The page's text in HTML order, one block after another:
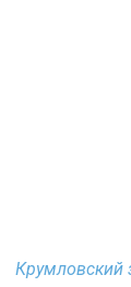
Крумловский